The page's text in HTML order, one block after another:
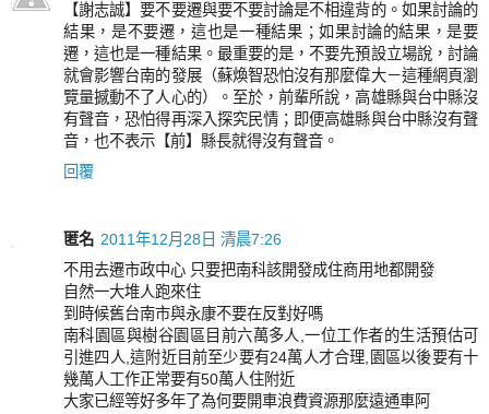
【謝志誠】要不要遷與要不要討論是不相違背的。如果討論的
結果，是不要遷，這也是一種結果；如果討論的結果，是要
遷，這也是一種結果。最重要的是，不要先預設立場說，討論
就會影響台南的發展（蘇煥智恐怕沒有那麼偉大－這種網頁瀏
覽量撼動不了人心的）。至於，前輩所說，高雄縣與台中縣沒
有聲音，恐怕得再深入探究民情；即便高雄縣與台中縣沒有聲
音，也不表示【前】縣長就得沒有聲音。
回覆
匿名 2011年12月28日 清晨7:26
不用去遷市政中心 只要把南科該開發成住商用地都開發
自然一大堆人跑來住
到時候舊台南市與永康不要在反對好嗎
南科園區與樹谷園區目前六萬多人,一位工作者的生活預估可
引進四人,這附近目前至少要有24萬人才合理,園區以後要有十
幾萬人工作正常要有50萬人住附近
大家已經等好多年了為何要開車浪費資源那麼遠通車阿